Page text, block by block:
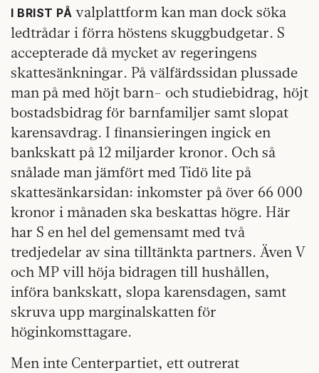
I BRIST PÅ valplattform kan man dock söka
ledtrådar i förra höstens skuggbudgetar. S
accepterade då mycket av regeringens
skattesänkningar. På välfärdssidan plussade
man på med höjt barn- och studiebidrag, höjt
bostadsbidrag för barnfamiljer samt slopat
karensavdrag. I finansieringen ingick en
bankskatt på 12 miljarder kronor. Och så
snålade man jämfört med Tidö lite på
skattesänkarsidan: inkomster på över 66 000
kronor i månaden ska beskattas högre. Här
har S en hel del gemensamt med två
tredjedelar av sina tilltänkta partners. Även V
och MP vill höja bidragen till hushållen,
införa bankskatt, slopa karensdagen, samt
skruva upp marginalskatten för
höginkomsttagare.
Men inte Centerpartiet, ett outrerat